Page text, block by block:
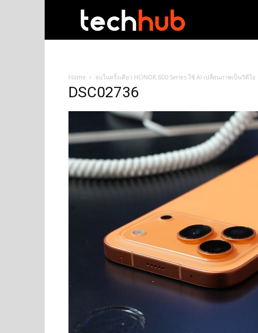
Home จบในครั้งเดียว HONOR 600 Series ใช้ AI เปลี่ยนภาพเป็นวิดีโอ
DSC02736